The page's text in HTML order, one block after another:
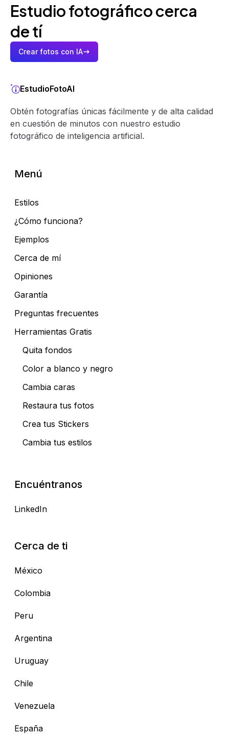
Estudio fotográfico cerca
de tí
Crear fotos con IA
EstudioFotoAI
Obtén fotografías únicas fácilmente y de alta calidad
en cuestión de minutos con nuestro estudio
fotográfico de inteligencia artificial.
Menú
Estilos
¿Cómo funciona?
Ejemplos
Cerca de mí
Opiniones
Garantía
Preguntas frecuentes
Herramientas Gratis
Quita fondos
Color a blanco y negro
Cambia caras
Restaura tus fotos
Crea tus Stickers
Cambia tus estilos
Encuéntranos
LinkedIn
Cerca de ti
México
Colombia
Peru
Argentina
Uruguay
Chile
Venezuela
España